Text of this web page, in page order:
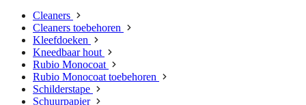
Cleaners
Cleaners toebehoren
Kleefdoeken
Kneedbaar hout
Rubio Monocoat
Rubio Monocoat toebehoren
Schilderstape
Schuurpapier